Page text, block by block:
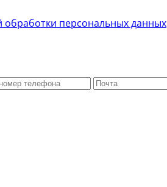
обработки персональных данных